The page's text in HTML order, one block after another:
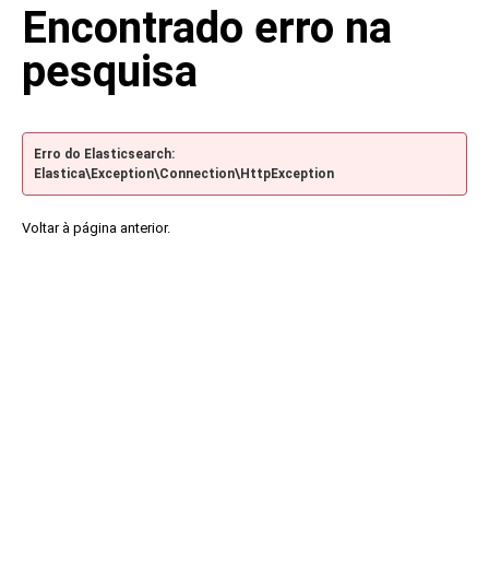
Encontrado erro na
pesquisa
Erro do Elasticsearch:
Elastica\Exception\Connection\HttpException
Voltar à página anterior.